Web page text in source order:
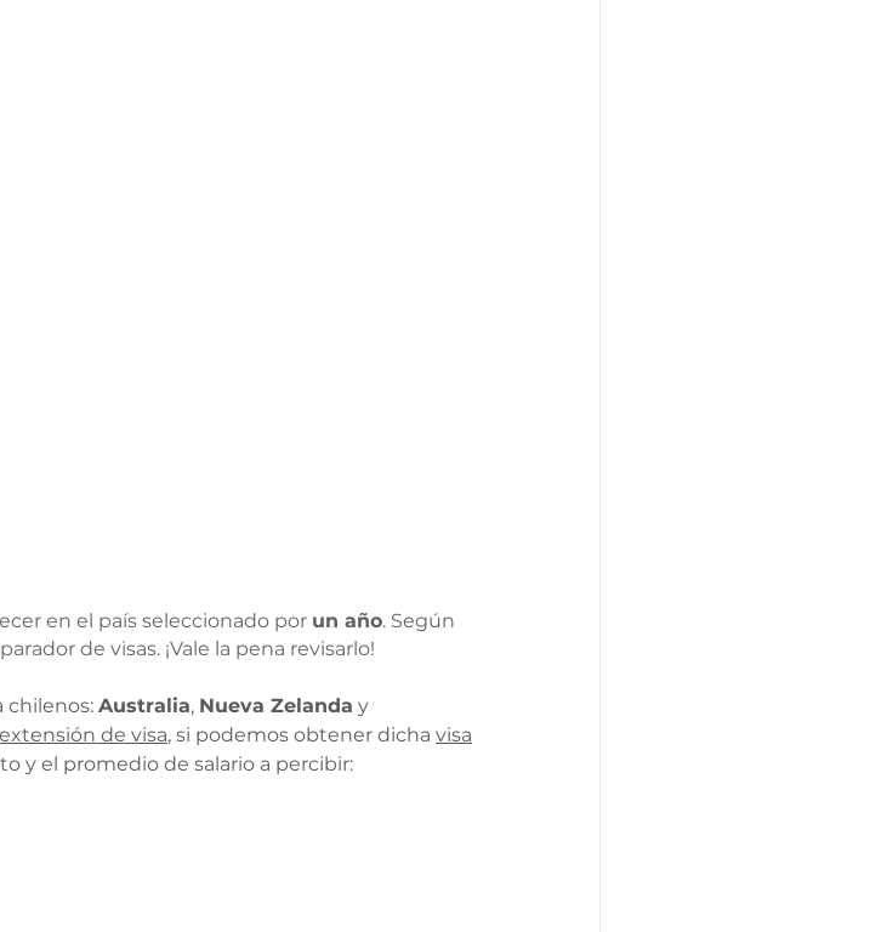
en el país seleccionado por un año. Según
de visas. ¡Vale la pena revisarlo!
chilenos: Australia, Nueva Zelanda y
extensión de visa, si podemos obtener dicha visa
y el promedio de salario a percibir: